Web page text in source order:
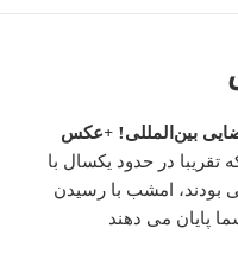
تقریبا در حدود یکسال با
بودند، امشب با رسیدن
پایان می دهند